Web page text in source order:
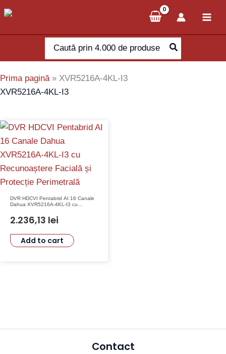
Skip
to
content
for:
Prima pagină» XVR5216A-4KL-I3
XVR5216A-4KL-I3
DVR HDCVI Pentabrid AI 16 Canale
Dahua XVR5216A-4KL-I3 cu
Perimetrală
2.236,13 lei
Add to cart
Contact